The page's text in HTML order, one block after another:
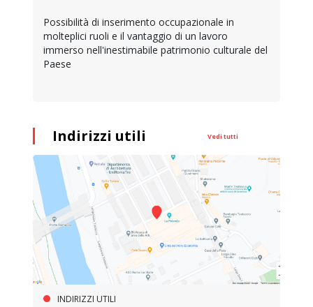
Possibilità di inserimento occupazionale in
molteplici ruoli e il vantaggio di un lavoro
immerso nell'inestimabile patrimonio culturale del
Paese
Indirizzi utili Vedi tutti
INDIRIZZI UTILI